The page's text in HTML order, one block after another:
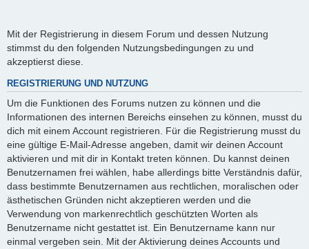
Mit der Registrierung in diesem Forum und dessen Nutzung
stimmst du den folgenden Nutzungsbedingungen zu und
akzeptierst diese.
REGISTRIERUNG UND NUTZUNG
Um die Funktionen des Forums nutzen zu können und die
Informationen des internen Bereichs einsehen zu können, musst du
dich mit einem Account registrieren. Für die Registrierung musst du
eine gültige E-Mail-Adresse angeben, damit wir deinen Account
aktivieren und mit dir in Kontakt treten können. Du kannst deinen
Benutzernamen frei wählen, habe allerdings bitte Verständnis dafür,
dass bestimmte Benutzernamen aus rechtlichen, moralischen oder
ästhetischen Gründen nicht akzeptieren werden und die
Verwendung von markenrechtlich geschützten Worten als
Benutzername nicht gestattet ist. Ein Benutzername kann nur
einmal vergeben sein. Mit der Aktivierung deines Accounts und